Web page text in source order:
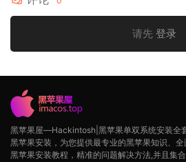
请先 登录
黑苹果屋—Hackintosh|黑苹果单双系统安装全
黑苹果安装，为您提供最专业的黑苹果知识、
黑苹果安装教程，精准的问题解决方法,并且集